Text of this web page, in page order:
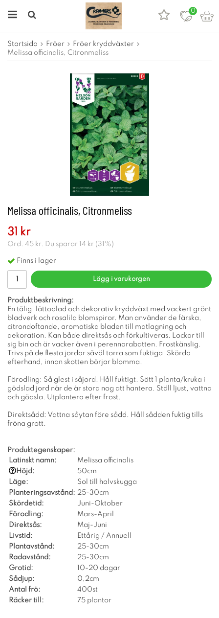
0
Startsida Fröer
Fröer kryddväxter
Melissa officinalis, Citronmeliss
Melissa officinalis, Citronmeliss
31 kr
Ord. 45 kr. Du sparar 14 kr ( 31 %)
Finns i lager
Lägg i varukorgen
Produktbeskrivning:
En tålig, lättodlad och dekorativ kryddväxt med vackert grönt
bladverk och rosalila blomspiror. Man använder de färska,
citrondoftande, aromatiska bladen till matlagning och
dekoration. Kan både direktsås och förkultiveras. Lockar till
sig bin och är vacker även i perennarabatten. Frostkänslig.
Trivs på de flesta jordar såväl torra som fuktiga. Skörda
efterhand, innan skotten börjar blomma.
Förodling: Så glest i såjord. Håll fuktigt. Sätt 1 planta/kruka i
gödslad jord när de är stora nog att hantera. Ställ ljust, vattna
och gödsla. Utplantera efter frost.
Direktsådd: Vattna såytan före sådd. Håll sådden fuktig tills
fröna grott.
Produktegenskaper:
Latinskt namn:
Melissa officinalis
Höjd:
50cm
Läge:
Sol till halvskugga
Planteringsavstånd: 25-30cm
Skördetid:
Juni-Oktober
Förodling:
Mars-April
Direktsås:
Maj-Juni
Livstid:
Ettårig / Annuell
Plantavstånd:
25-30cm
Radavstånd:
25-30cm
Grotid:
10-20 dagar
Sådjup:
0,2cm
Antal frö:
400st
Räcker till:
75 plantor